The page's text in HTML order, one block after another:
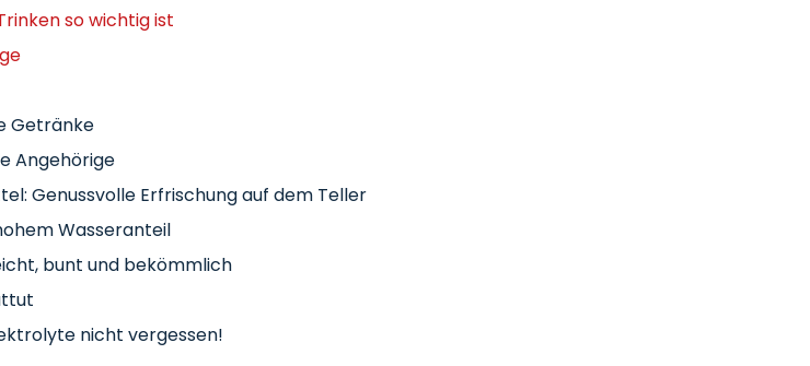
so wichtig ist
Getränke
Angehörige
Genussvolle Erfrischung auf dem Teller
Wasseranteil
bunt und bekömmlich
nicht vergessen!